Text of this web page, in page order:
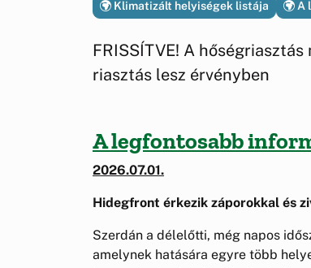
Klimatizált helyiségek listája A
FRISSÍTVE! A
riasztás lesz érvényben
A legfontosabb
2026.07.01.
Hidegfront érkezik záporokkal és
Szerdán a délelőtti, még napos
amelynek hatására egyre több